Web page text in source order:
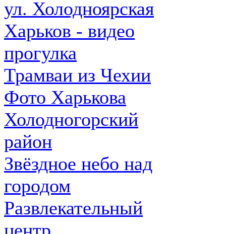
ул. Холодноярская
Харьков - видео
прогулка
Трамваи из Чехии
Фото Харькова
Холодногорский
район
Звёздное небо над
городом
Развлекательный